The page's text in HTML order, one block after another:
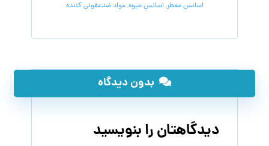
اسانس معطر,اسانس میوه,مواد ضدعفونی کننده
بدون دیدگاه
دیدگاهتان را بنویسید